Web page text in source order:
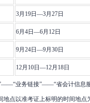
3月19日—3月27日
6月4日—6月12日
9月24日—9月30日
12月10日—12月18日
”——“业务链接”——“省会计信
点以准考证上标明的时间地点